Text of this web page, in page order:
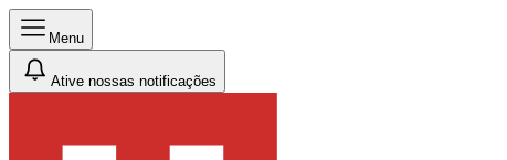
Menu
Ative nossas notificações